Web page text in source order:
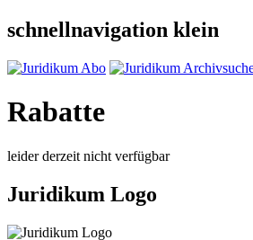
schnellnavigation klein
Rabatte
leider derzeit nicht verfügbar
Juridikum Logo